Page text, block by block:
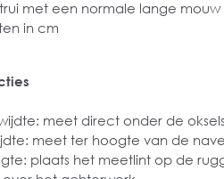
met een normale lange mouw
in cm
meet direct onder de oksels
meet ter hoogte van de
plaats het meetlint op de